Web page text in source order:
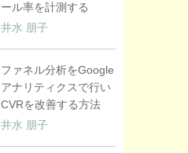
ール率を計測する
井水 朋子
ファネル分析をGoogle
アナリティクスで行い
CVRを改善する方法
井水 朋子